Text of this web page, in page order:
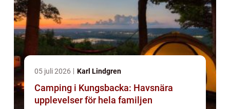
05 juli 2026 Karl Lindgren
Camping i Kungsbacka: Havsnära
upplevelser för hela familjen